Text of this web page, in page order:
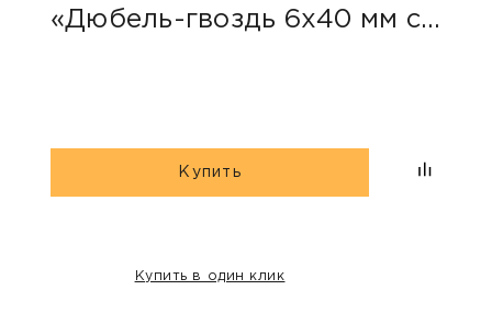
«Дюбель-гвоздь 6х40 мм с
Купить
Купить в один клик